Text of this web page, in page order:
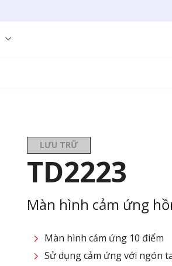
LƯU TRỮ
TD2223
Màn hình cảm ứng
Màn hình cảm ứng 10 điểm
Sử dụng cảm ứng với ngón